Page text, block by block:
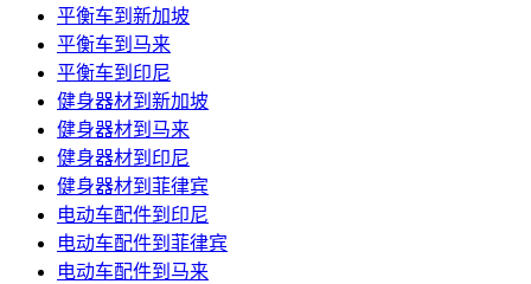
平衡车到新加坡
平衡车到马来
平衡车到印尼
健身器材到新加坡
健身器材到马来
健身器材到印尼
健身器材到菲律宾
电动车配件到印尼
电动车配件到菲律宾
电动车配件到马来